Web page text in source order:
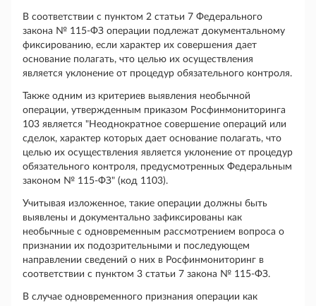
В соответствии с пунктом 2 статьи 7 Федерального
закона № 115-ФЗ операции подлежат документальному
фиксированию, если характер их совершения дает
основание полагать, что целью их осуществления
является уклонение от процедур обязательного контроля.
Также одним из критериев выявления необычной
операции, утвержденным приказом Росфинмониторинга
103 является "Неоднократное совершение операций или
сделок, характер которых дает основание полагать, что
целью их осуществления является уклонение от процедур
обязательного контроля, предусмотренных Федеральным
законом № 115-ФЗ" (код 1103).
Учитывая изложенное, такие операции должны быть
выявлены и документально зафиксированы как
необычные с одновременным рассмотрением вопроса о
признании их подозрительными и последующем
направлении сведений о них в Росфинмониторинг в
соответствии с пунктом 3 статьи 7 закона № 115-ФЗ.
В случае одновременного признания операции как